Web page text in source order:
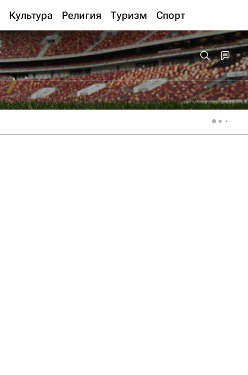
Культура Религия Туризм Спорт